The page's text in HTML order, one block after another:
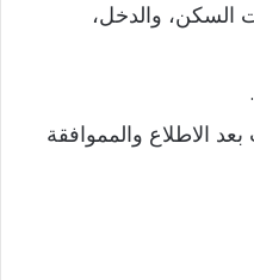
السكن، والدخل،
الاطلاع والمموافقة